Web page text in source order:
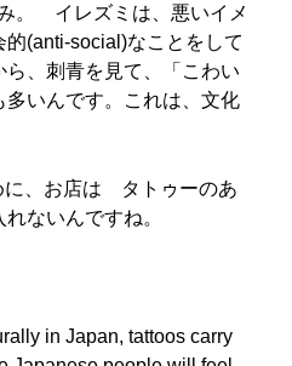
。 イレズミは、悪いイメ
(anti-social)なことをして
、刺青を見て、「こわい
いんです。これは、文化
に、お店は タトゥーのあ
ないんですね。
in Japan, tattoos carry